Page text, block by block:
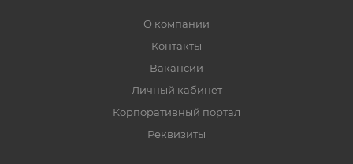
О компании
Контакты
Вакансии
Личный кабинет
Корпоративный портал
Реквизиты